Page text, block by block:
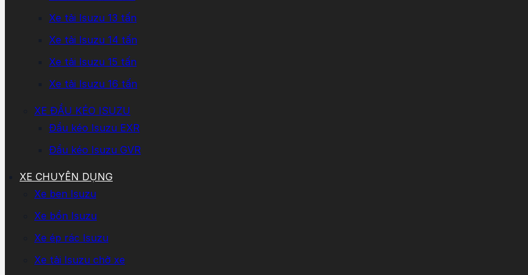
Xe tải Isuzu 13 tấn
Xe tải Isuzu 14 tấn
Xe tải Isuzu 15 tấn
Xe tải Isuzu 16 tấn
XE ĐẦU KÉO ISUZU
Đầu kéo Isuzu EXR
Đầu kéo Isuzu GVR
XE CHUYÊN DỤNG
Xe ben Isuzu
Xe bồn Isuzu
Xe ép rác Isuzu
Xe tải Isuzu chở xe